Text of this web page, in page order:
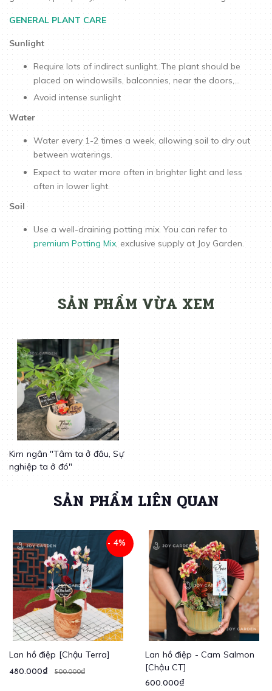
GENERAL PLANT CARE
Sunlight
Require lots of indirect sunlight. The plant should be
placed on windowsills, balconnies, near the doors,...
Avoid intense sunlight
Water
Water every 1-2 times a week, allowing soil to dry out
between waterings.
Expect to water more often in brighter light and less
often in lower light.
Soil
Use a well-draining potting mix. You can refer to
premium Potting Mix, exclusive supply at Joy Garden.
SẢN PHẨM VỪA XEM
Kim ngân "Tâm ta ở đâu, Sự
nghiệp ta ở đó"
SẢN PHẨM LIÊN QUAN
- 4%
Lan hồ điệp [Chậu Terra]
480.000₫ 500.000₫
Lan hồ điệp - Cam Salmon
[Chậu CT]
600.000₫